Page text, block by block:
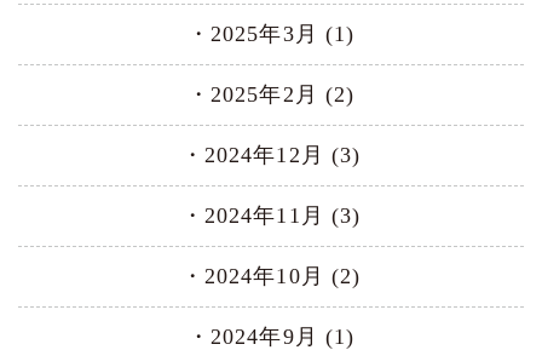
2025年3月 (1)
2025年2月 (2)
2024年12月 (3)
2024年11月 (3)
2024年10月 (2)
2024年9月 (1)